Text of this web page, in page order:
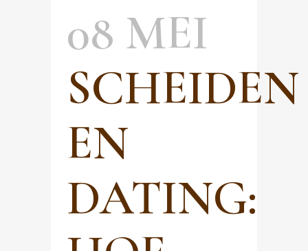
08 MEI
SCHEIDEN
EN
DATING: